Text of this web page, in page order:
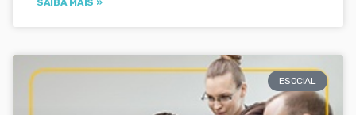
SAIBA MAIS »
ESOCIAL